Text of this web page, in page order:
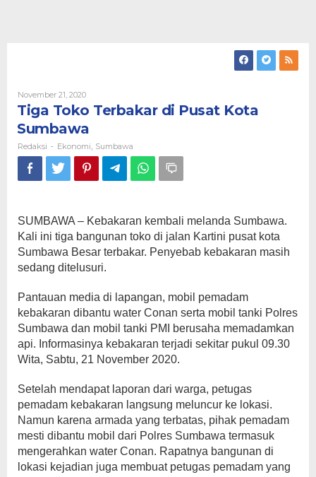
November 21, 2020Oleh
Redaksi
Tiga Toko Terbakar di Pusat Kota
Sumbawa
Redaksi - Ekonomi Sumbawa
SUMBAWA – Kebakaran kembali melanda Sumbawa.
Kali ini tiga bangunan toko di jalan Kartini pusat kota
Sumbawa Besar terbakar. Penyebab kebakaran masih
sedang ditelusuri.
Pantauan media di lapangan, mobil pemadam
kebakaran dibantu water Conan serta mobil tanki Polres
Sumbawa dan mobil tanki PMI berusaha memadamkan
api. Informasinya kebakaran terjadi sekitar pukul 09.30
Wita, Sabtu, 21 November 2020.
Setelah mendapat laporan dari warga, petugas
pemadam kebakaran langsung meluncur ke lokasi.
Namun karena armada yang terbatas, pihak pemadam
mesti dibantu mobil dari Polres Sumbawa termasuk
mengerahkan water Conan. Rapatnya bangunan di
lokasi kejadian juga membuat petugas pemadam yang